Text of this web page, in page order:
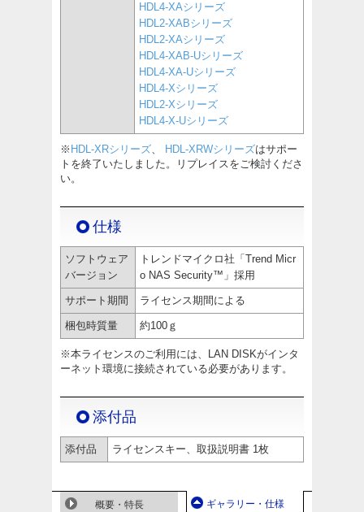
HDL4-XAシリーズ
HDL2-XABシリーズ
HDL2-XAシリーズ
HDL4-XAB-Uシリーズ
HDL4-XA-Uシリーズ
HDL4-Xシリーズ
HDL2-Xシリーズ
HDL4-X-Uシリーズ
※ HDL-XRシリーズ、 HDL-XRWシリーズはサポー
トを終了いたしました。リプレイスをご検討くださ
い。
仕様
ソフトウェア
バージョン
トレンドマイクロ社「Trend Micr
o NAS Security™」採用
サポート期間 ライセンス期間による
梱包時質量 約100ｇ
※本ライセンスのご利用には、LAN DISKがインタ
ーネット環境に接続されている必要があります。
添付品
添付品 ライセンスキー、取扱説明書 1枚
概要・特長 ギャラリー・仕様